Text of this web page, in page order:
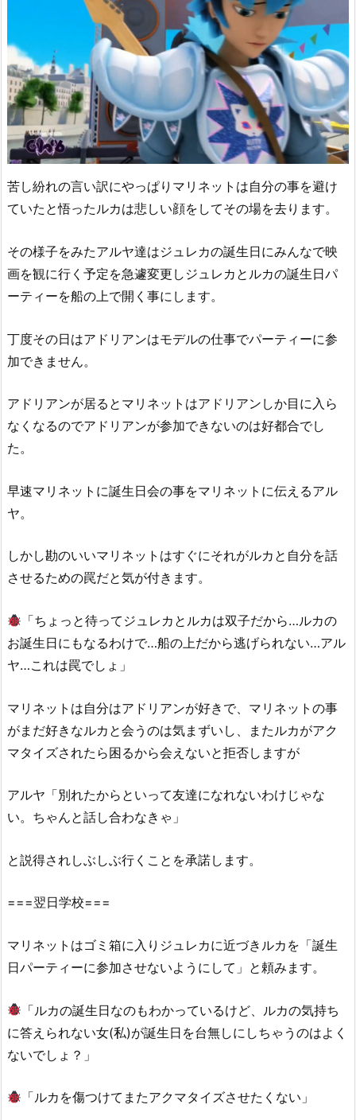
苦し紛れの言い訳にやっぱりマリネットは自分の事を避け
ていたと悟ったルカは悲しい顔をしてその場を去ります。
その様子をみたアルヤ達はジュレカの誕生日にみんなで映
画を観に行く予定を急遽変更しジュレカとルカの誕生日パ
ーティーを船の上で開く事にします。
丁度その日はアドリアンはモデルの仕事でパーティーに参
加できません。
アドリアンが居るとマリネットはアドリアンしか目に入ら
なくなるのでアドリアンが参加できないのは好都合でし
た。
早速マリネットに誕生日会の事をマリネットに伝えるアル
ヤ。
しかし勘のいいマリネットはすぐにそれがルカと自分を話
させるための罠だと気が付きます。
「ちょっと待ってジュレカとルカは双子だから…ルカの
お誕生日にもなるわけで…船の上だから逃げられない…アル
ヤ…これは罠でしょ」
マリネットは自分はアドリアンが好きで、マリネットの事
がまだ好きなルカと会うのは気まずいし、またルカがアク
マタイズされたら困るから会えないと拒否しますが
アルヤ「別れたからといって友達になれないわけじゃな
い。ちゃんと話し合わなきゃ」
と説得されしぶしぶ行くことを承諾します。
===翌日学校===
マリネットはゴミ箱に入りジュレカに近づきルカを「誕生
日パーティーに参加させないようにして」と頼みます。
「ルカの誕生日なのもわかっているけど、ルカの気持ち
に答えられない女(私)が誕生日を台無しにしちゃうのはよく
ないでしょ？」
「ルカを傷つけてまたアクマタイズさせたくない」